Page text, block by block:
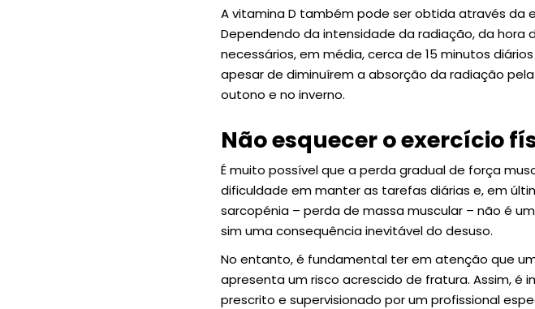
A vitamina D também pode ser obtida através da
Dependendo da intensidade da radiação, da hora
necessários, em média, cerca de 15 minutos
apesar de diminuírem a absorção da radiação
outono e no inverno.
Não esquecer o exercício
É muito possível que a perda gradual de força
dificuldade em manter as tarefas diárias e, em
sarcopénia – perda de massa muscular – não é
sim uma consequência inevitável do desuso.
No entanto, é fundamental ter em atenção que
apresenta um risco acrescido de fratura. Assim,
prescrito e supervisionado por um profissional